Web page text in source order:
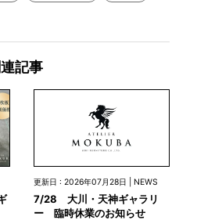
記事
更新日 : 2026年07月28日 | NEWS
7/28 大川・天神ギャラリ
ー 臨時休業のお知らせ